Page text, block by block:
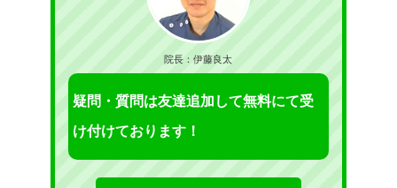
院長：伊藤良太
疑問・質問は友達追加して無料にて受
け付けております！